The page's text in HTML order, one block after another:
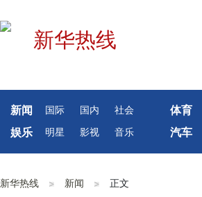
新闻 国际 国内 社会 体育
娱乐 明星 影视 音乐 汽车
新华热线 新闻 正文